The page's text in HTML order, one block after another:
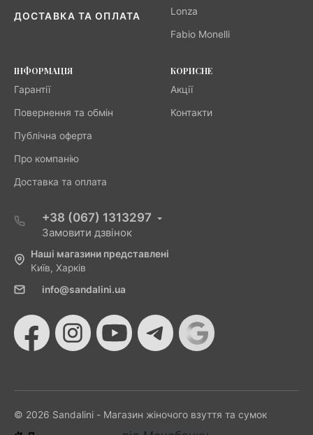
ДОСТАВКА ТА ОПЛАТА Lonza
Fabio Monelli
ІНФОРМАЦІЯ
Гарантії
Повернення та обмін
Публічна оферта
Про компанію
Доставка та оплата
КОРИСНЕ
Акції
Контакти
+38 (067) 1313297
Замовити дзвінок
Наші магазини представлені
Київ, Харків
info@sandalini.ua
© 2026 Sandalini - Магазин жіночого взуття та сумок